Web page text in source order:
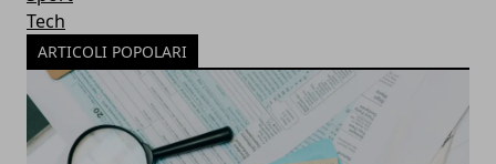
Tech
ARTICOLI POPOLARI